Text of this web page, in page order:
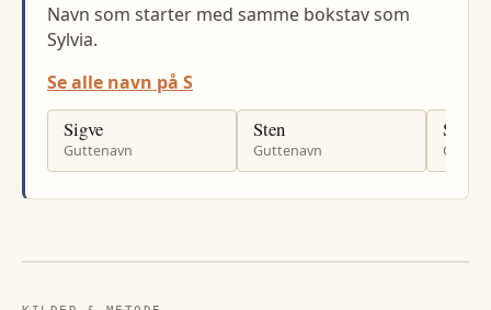
Navn som starter med samme bokstav som
Sylvia.
Se alle navn på S
Sigve
Guttenavn
Sten
Guttenavn
Svein